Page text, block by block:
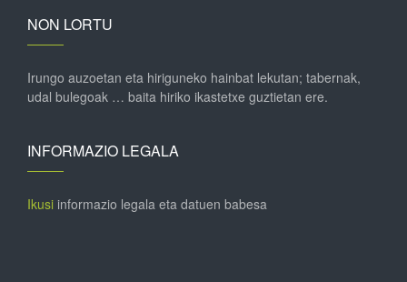
NON LORTU
Irungo auzoetan eta hiriguneko hainbat lekutan; tabernak,
udal bulegoak … baita hiriko ikastetxe guztietan ere.
INFORMAZIO LEGALA
Ikusi informazio legala eta datuen babesa